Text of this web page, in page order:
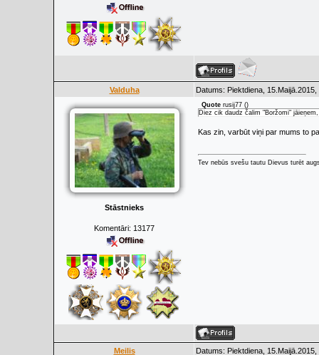
Valduha Datums: Piektdiena,
Stāstnieks
Komentāri: 13177
Quote rusij77 ()
Diez cik daudz čalim "Boržomi"
Kas zin, varbūt viņi par mums to
Tev nebūs svešu tautu Dievus turēt
Meilis Datums: Piektdiena,